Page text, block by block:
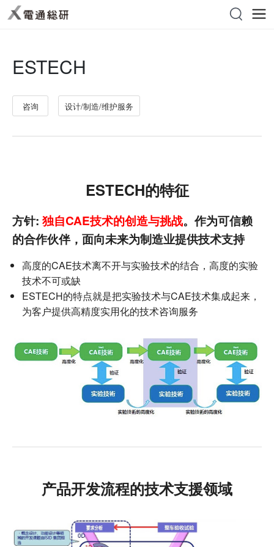
ESTECH
咨询 设计/制造/维护服务
ESTECH的特征
方针: 独自CAE技术的创造与挑战。作为可信赖
的合作伙伴，面向未来为制造业提供技术支持
高度的CAE技术离不开与实验技术的结合，高度的实验
技术不可或缺
ESTECH的特点就是把实验技术与CAE技术集成起来，
为客户提供高精度实用化的技术咨询服务
产品开发流程的技术支援领域